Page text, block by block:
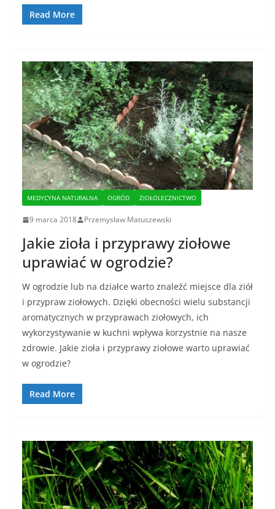
Read More
MEDYCYNA NATURALNA OGRÓD ZIOŁOLECZNICTWO
9 marca 2018 Przemysław Matuszewski
Jakie zioła i przyprawy ziołowe
uprawiać w ogrodzie?
W ogrodzie lub na działce warto znaleźć miejsce dla ziół
i przypraw ziołowych. Dzięki obecności wielu substancji
aromatycznych w przyprawach ziołowych, ich
wykorzystywanie w kuchni wpływa korzystnie na nasze
zdrowie. Jakie zioła i przyprawy ziołowe warto uprawiać
w ogrodzie?
Read More